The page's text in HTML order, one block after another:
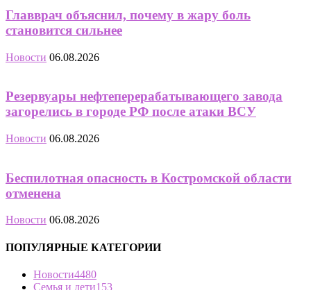
Главврач объяснил, почему в жару боль
становится сильнее
Новости 06.08.2026
Резервуары нефтеперерабатывающего завода
загорелись в городе РФ после атаки ВСУ
Новости 06.08.2026
Беспилотная опасность в Костромской области
отменена
Новости 06.08.2026
ПОПУЛЯРНЫЕ КАТЕГОРИИ
Новости4480
Семья и дети153